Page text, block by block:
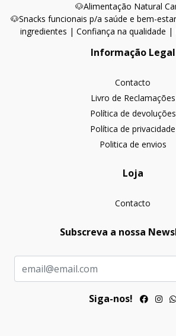
🐶Alimentação Natural
🐶Snacks funcionais p/a saúde e bem-
ingredientes | Confiança na qualidade |
Informação Legal
Contacto
Livro de Reclamações
Política de devoluções
Política de privacidade
Politica de envios
Loja
Contacto
Subscreva a nossa
Siga-nos!